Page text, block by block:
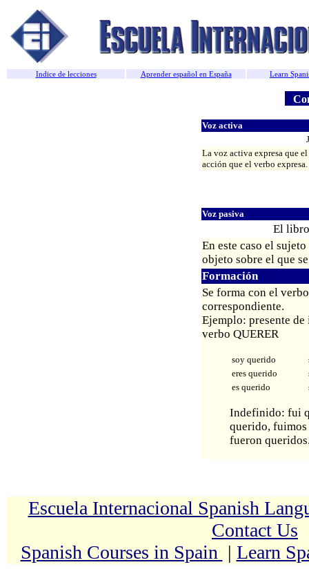
Indice de lecciones Aprender español en España Learn
Voz activa
La voz activa expresa que
acción que el verbo expresa.
Voz pasiva
El
En este caso el
objeto sobre el que
Formación
Se forma con el
correspondiente.
Ejemplo: presente
verbo QUERER
soy querido
eres querido
es querido
Indefinido: fui
querido,
fueron
Escuela Internacional Spanish
Contact Us
Spanish Courses in Spain | Learn